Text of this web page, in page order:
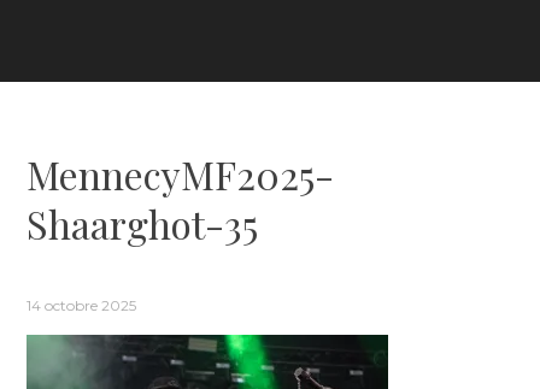
MennecyMF2025-
Shaarghot-35
14 octobre 2025